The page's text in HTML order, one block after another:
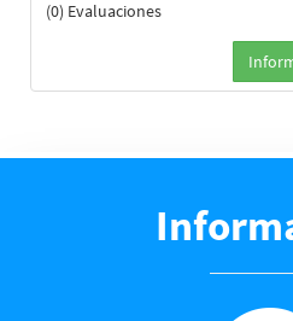
(0) Evaluaciones